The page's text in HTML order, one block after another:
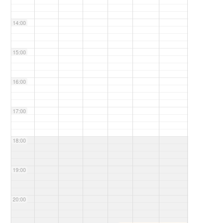
14:00
15:00
16:00
17:00
18:00
19:00
20:00